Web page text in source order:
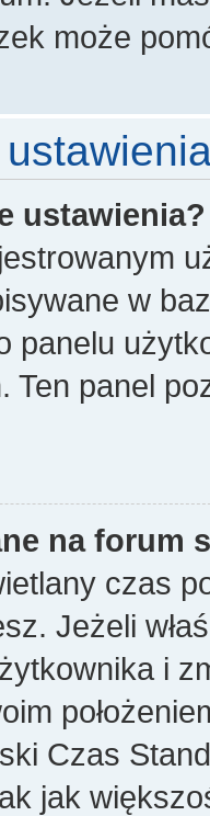
może
ustawienia?
w
panelu
Ten panel
na forum
czas
Jeżeli
i
Czas
jak